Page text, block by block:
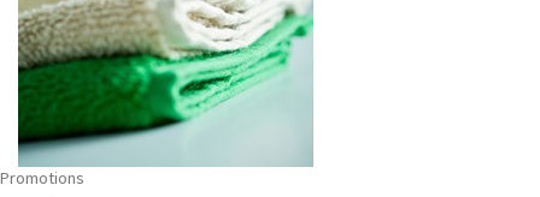
Promotions